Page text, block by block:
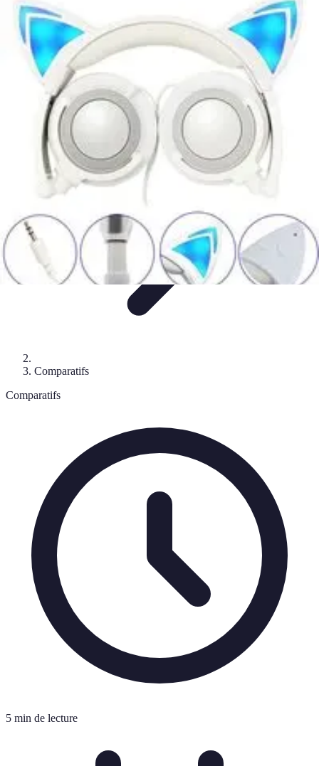
Éclairage Déco
InspirationÉclairage IntérieurAvis d'experts
Eclairage
IntérieurTendances
Éclairage Déco
Comparatifs
Comparatifs
5 min de lecture